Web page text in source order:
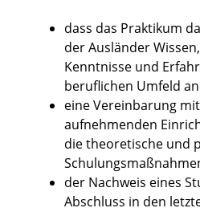
dass das Praktikum
der Ausländer
Kenntnisse und
beruflichen Umfeld
eine Vereinbarung
aufnehmenden
die theoretische und
der Nachweis eines
Abschluss in den